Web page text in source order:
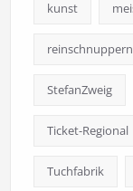
kunst
reinschnuppern
StefanZweig
Ticket-Regional
Tuchfabrik